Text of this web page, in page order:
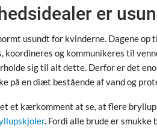
er
usundt for kvinderne. Dagene
koordineres og kommunikeres til
sig til alt dette. Derfor er det
på en diæt bestående af vand og
et kærkomment at se, at flere
. Fordi alle brude er